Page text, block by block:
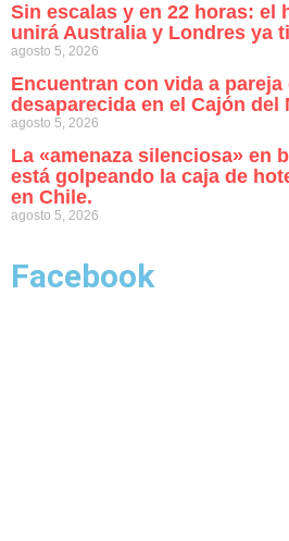
Sin escalas y en 22 horas: el
unirá Australia y Londres ya
agosto 5, 2026
Encuentran con vida a
desaparecida en el Cajón del
agosto 5, 2026
La «amenaza silenciosa» en
está golpeando la caja de
en Chile.
agosto 5, 2026
Facebook